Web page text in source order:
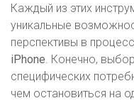
Каждый из этих
уникальные
перспективы в
iPhone. Конечно,
специфических
чем остановиться на